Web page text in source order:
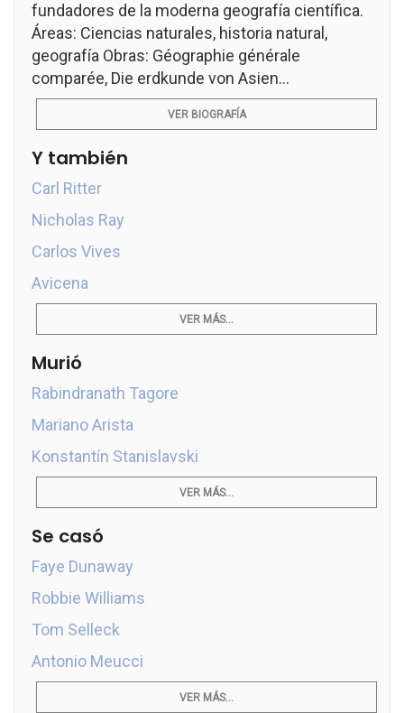
fundadores de la moderna geografía científica.
Áreas: Ciencias naturales, historia natural,
geografía Obras: Géographie générale
comparée, Die erdkunde von Asien...
VER BIOGRAFÍA
Y también
Carl Ritter
Nicholas Ray
Carlos Vives
Avicena
VER MÁS...
Murió
Rabindranath Tagore
Mariano Arista
Konstantín Stanislavski
VER MÁS...
Se casó
Faye Dunaway
Robbie Williams
Tom Selleck
Antonio Meucci
VER MÁS...